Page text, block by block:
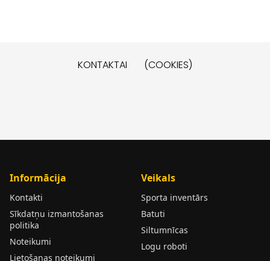
KONTAKTAI (COOKIES)
Informācija
Kontakti
Sīkdatņu izmantošanas
politika
Noteikumi
Lietošanas noteikumi
Veikals
Sporta inventārs
Batuti
Siltumnīcas
Logu roboti